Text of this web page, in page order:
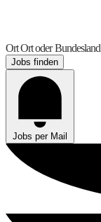
OrtOrt oder Bundesland
Jobs finden
Jobs per Mail